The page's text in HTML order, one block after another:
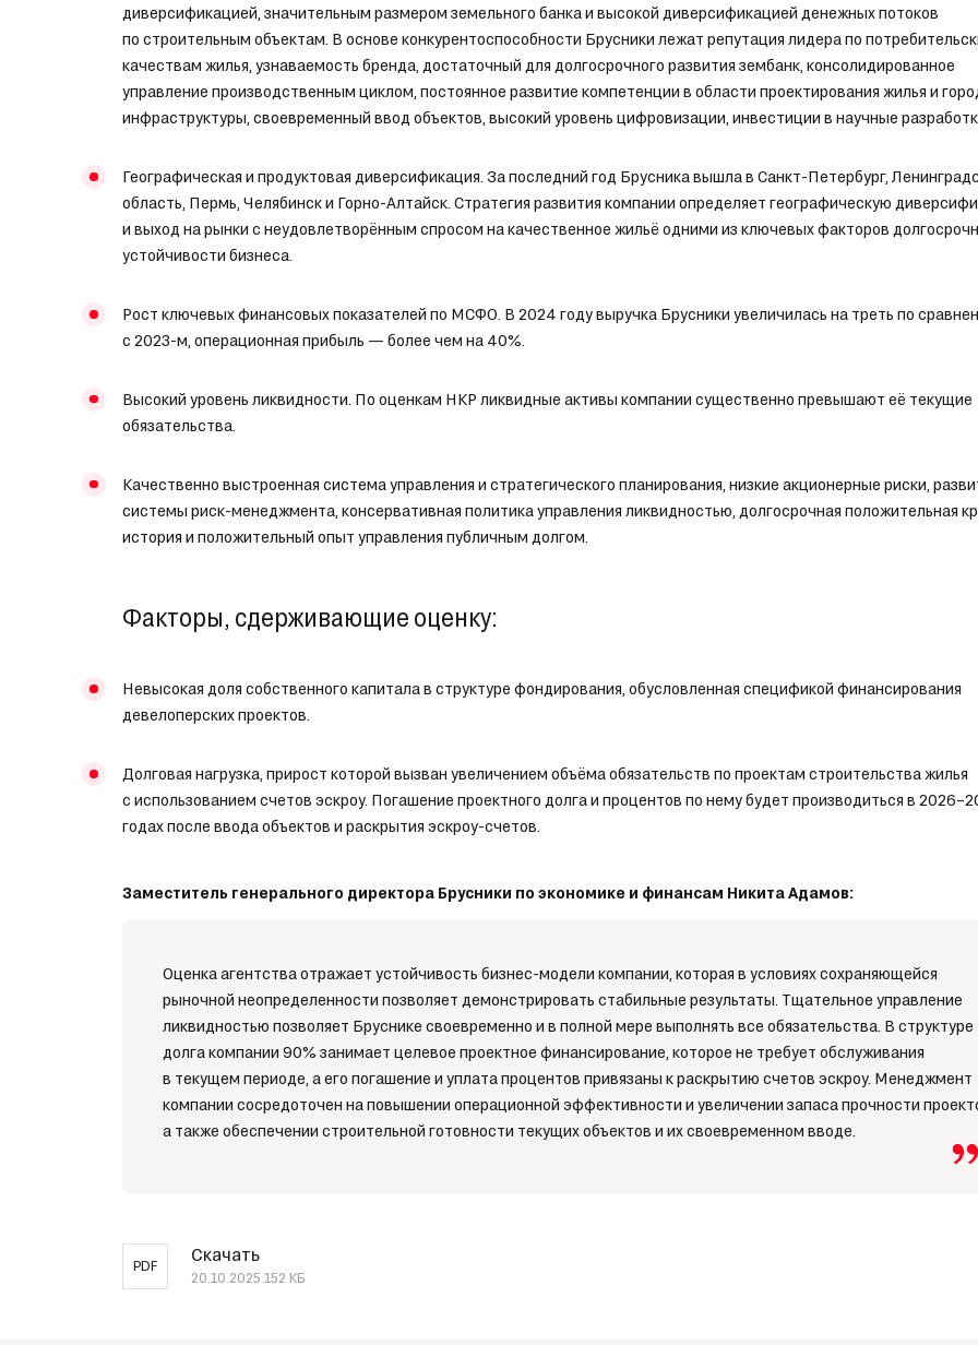
диверсификацией, значительным размером земельного банка и высокой диверсификацией денежных потоков
по строительным объектам. В основе конкурентоспособности Брусники лежат репутация лидера по
качествам жилья, узнаваемость бренда, достаточный для долгосрочного развития зембанк, консолидированное
управление производственным циклом, постоянное развитие компетенции в области проектирования жилья и
инфраструктуры, своевременный ввод объектов, высокий уровень цифровизации, инвестиции в научные
Географическая и продуктовая диверсификация. За последний год Брусника вышла в Санкт-Петербург,
область, Пермь, Челябинск и Горно-Алтайск. Стратегия развития компании определяет географическую
и выход на рынки с неудовлетворённым спросом на качественное жильё одними из ключевых факторов
устойчивости бизнеса.
Рост ключевых финансовых показателей по МСФО. В 2024 году выручка Брусники увеличилась на треть по
с 2023-м, операционная прибыль — более чем на 40%.
Высокий уровень ликвидности. По оценкам НКР ликвидные активы компании существенно превышают её текущие
обязательства.
Качественно выстроенная система управления и стратегического планирования, низкие акционерные риски,
системы риск-менеджмента, консервативная политика управления ликвидностью, долгосрочная положительная
история и положительный опыт управления публичным долгом.
Факторы, сдерживающие оценку:
Невысокая доля собственного капитала в структуре фондирования, обусловленная спецификой финансирования
девелоперских проектов.
Долговая нагрузка, прирост которой вызван увеличением объёма обязательств по проектам строительства жилья
с использованием счетов эскроу. Погашение проектного долга и процентов по нему будет производиться в
годах после ввода объектов и раскрытия эскроу-счетов.
Заместитель генерального директора Брусники по экономике и финансам Никита Адамов:
Оценка агентства отражает устойчивость бизнес-модели компании, которая в условиях сохраняющейся
рыночной неопределенности позволяет демонстрировать стабильные результаты. Тщательное управление
ликвидностью позволяет Бруснике своевременно и в полной мере выполнять все обязательства. В структуре
долга компании 90% занимает целевое проектное финансирование, которое не требует обслуживания
в текущем периоде, а его погашение и уплата процентов привязаны к раскрытию счетов эскроу. Менеджмент
компании сосредоточен на повышении операционной эффективности и увеличении запаса прочности
а также обеспечении строительной готовности текущих объектов и их своевременном вводе.
PDF
Скачать
20.10.2025 152 КБ